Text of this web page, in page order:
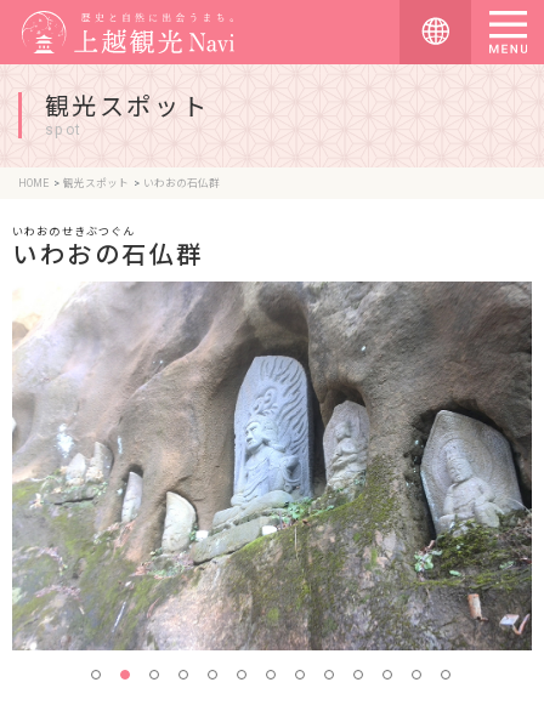
観光スポット
spot
HOME 観光スポット いわおの石仏群
いわおの石仏群
いわおのせきぶつぐん